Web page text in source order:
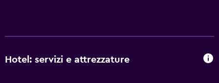
Hotel: servizi e attrezzature